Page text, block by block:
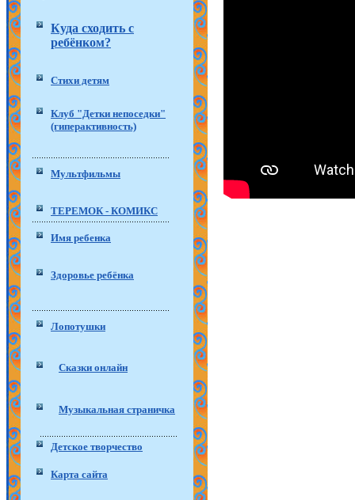
Куда сходить с
ребёнком?
Стихи детям
Клуб "Детки непоседки"
(гиперактивность)
Мультфильмы
ТЕРЕМОК - КОМИКС
Имя ребенка
Здоровье ребёнка
Лопотушки
Сказки онлайн
Музыкальная страничка
Детское творчество
Карта сайта